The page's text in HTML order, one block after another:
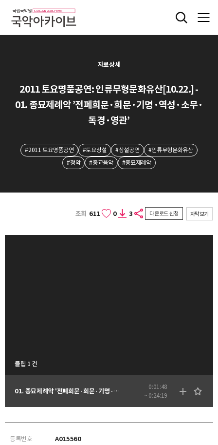
자료상세
2011 토요명품공연: 인류무형문화유산[10.22.] -
01. 종묘제례악 ’전폐희문·희문·기명·역성·소무·
독경·영관’
#2011 토요명품공연 #토요상설 #상설공연
#인류무형문화유산
#정악
#종교음악 #종묘제례악
조회 611 0 3 다운로드 신청 자막보기
클립 1 건
01. 종묘제례악 '전폐희문·희문·기명·역성·소무·독경·영관' - 음향
0:01:48
~ 0:24:19
등록번호
A015560